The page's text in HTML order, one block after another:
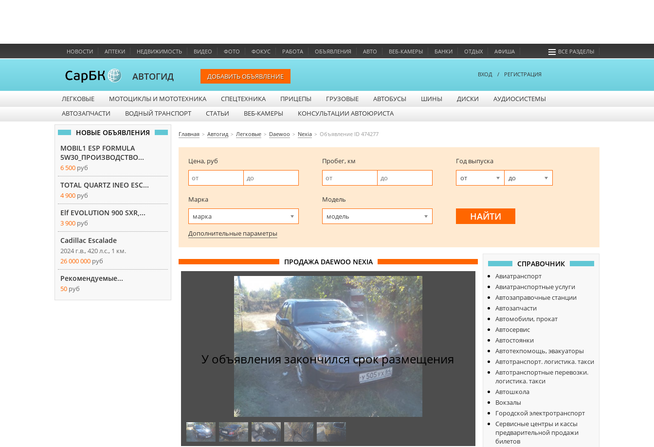
НОВОСТИ АПТЕКИ НЕДВИЖИМОСТЬ ВИДЕО ФОТО ФОКУС РАБОТА ОБЪЯВЛЕНИЯ АВТО ВЕБ-КАМЕРЫ БАНКИ ОТДЫХ АФИША ВСЕ РАЗДЕЛЫ
АВТОГИД ДОБАВИТЬ ОБЪЯВЛЕНИЕ ВХОД / РЕГИСТРАЦИЯ
ЛЕГКОВЫЕ МОТОЦИКЛЫ И МОТОТЕХНИКА СПЕЦТЕХНИКА ПРИЦЕПЫ ГРУЗОВЫЕ АВТОБУСЫ ШИНЫ ДИСКИ
АУДИОСИСТЕМЫ
АВТОЗАПЧАСТИ
ВОДНЫЙ ТРАНСПОРТ СТАТЬИ ВЕБ-КАМЕРЫ КОНСУЛЬТАЦИИ АВТОЮРИСТА
НОВЫЕ ОБЪЯВЛЕНИЯ
MOBIL1 ESP FORMULA
5W30_ПРОИЗВОДСТВО...
6 500 руб
TOTAL QUARTZ INEO ESC...
4 900 руб
Elf EVOLUTION 900 SXR,...
3 900 руб
Cadillac Escalade
2024 г.в., 420 л.с., 1 км.
26 000 000 руб
Рекомендуемые...
50 руб
Главная Автогид Легковые Daewoo Nexia Объявление ID 474277
Цена, руб Пробег, км
Год выпуска
от
до
Марка
марка
Модель
модель
Дополнительные параметры
ПРОДАЖА DAEWOO NEXIA
У объявления закончился срок размещения
СПРАВОЧНИК
Авиатранспорт
Авиатранспортные услуги
Автозаправочные станции
Автозапчасти
Автомобили, прокат
Автосервис
Автостоянки
Автотехпомощь, эвакуаторы
Автотранспорт. логистика. такси
Автотранспортные перевозки.
логистика. такси
Автошкола
Вокзалы
Городской электротранспорт
Сервисные центры и кассы
предварительной продажи
билетов